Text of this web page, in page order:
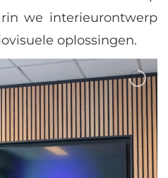
we interieurontwerp
oplossingen.